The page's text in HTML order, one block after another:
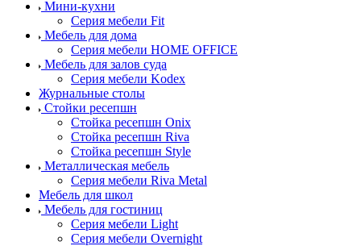
Мини-кухни
Серия мебели Fit
Мебель для дома
Серия мебели HOME OFFICE
Мебель для залов суда
Серия мебели Kodex
Журнальные столы
Стойки ресепшн
Стойка ресепшн Onix
Стойка ресепшн Riva
Стойка ресепшн Style
Металлическая мебель
Серия мебели Riva Metal
Мебель для школ
Мебель для гостиниц
Серия мебели Light
Серия мебели Overnight